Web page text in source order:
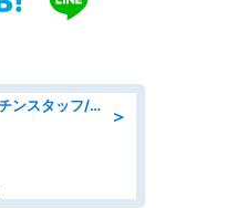
＞
日払いOKで即日収入/キッチンスタッフ/「原付免許必須」デリバリー業務など、自己成長可能な幅広い仕事に挑戦!髪型自由&ピアス・ネイルOK/茨城県/水戸市